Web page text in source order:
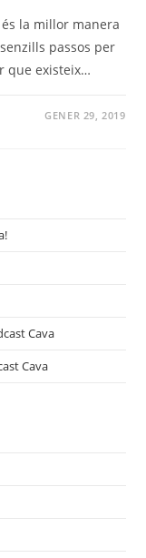
la millor manera
passos per
que existeix…
GENER 29, 2019
Cava
Cava